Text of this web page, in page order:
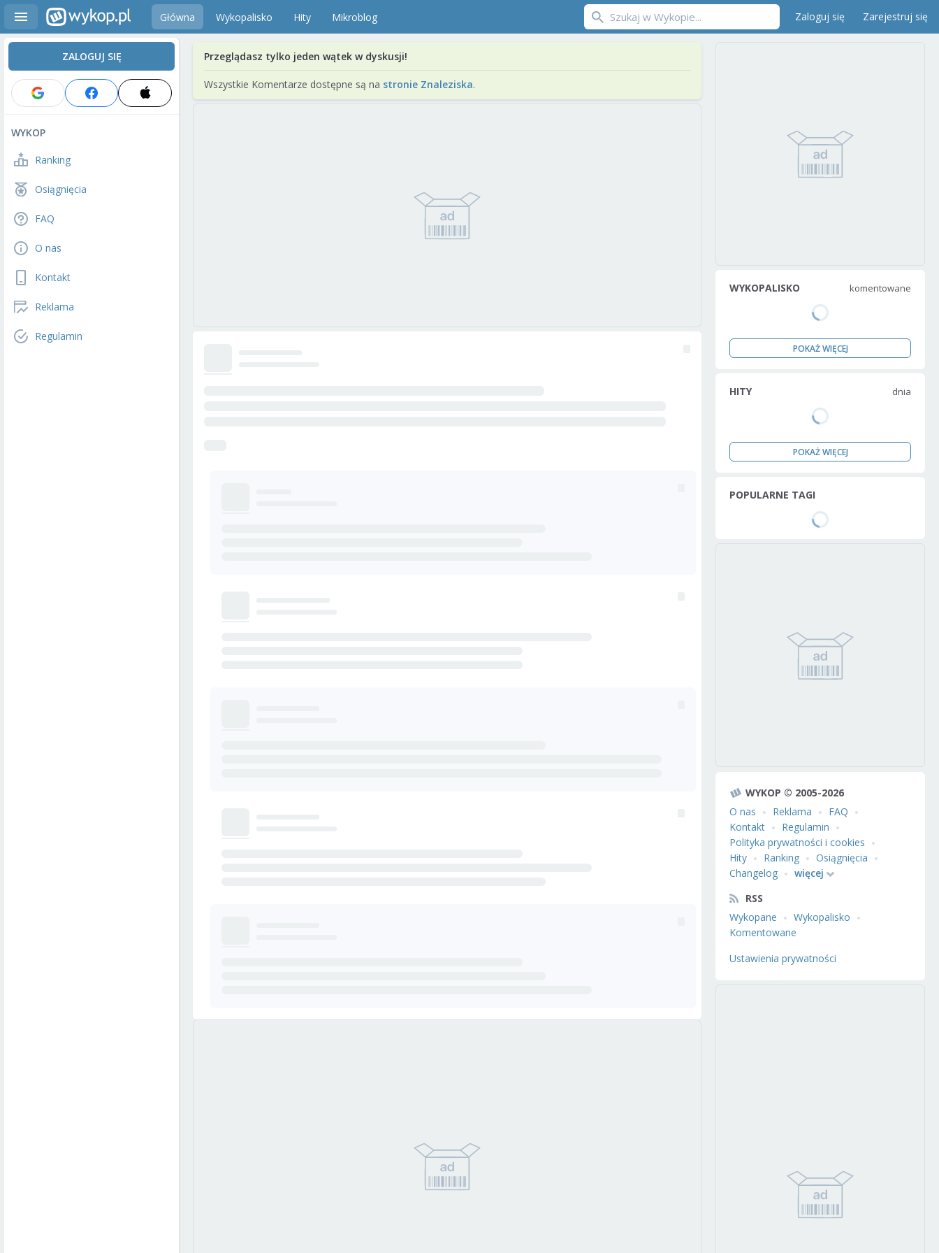
Główna Wykopalisko Hity Mikroblog Zaloguj się Zarejestruj się
ZALOGUJ SIĘ
WYKOP
Ranking
Osiągnięcia
FAQ
O nas
Kontakt
Reklama
Regulamin
Przeglądasz tylko jeden wątek w dyskusji!
Wszystkie Komentarze dostępne są na stronie Znaleziska.
WYKOPALISKO komentowane
POKAŻ WIĘCEJ
HITY dnia
POKAŻ WIĘCEJ
POPULARNE TAGI
WYKOP © 2005-2026
O nas
Reklama
FAQ
Kontakt
Regulamin
Polityka prywatności i cookies
Hity
Ranking
Osiągnięcia
Changelog
więcej
RSS
Wykopane
Wykopalisko
Komentowane
Ustawienia prywatności